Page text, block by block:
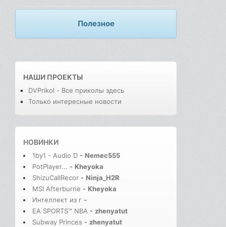
Полезное
НАШИ ПРОЕКТЫ
DVPrikol - Все приколы здесь
Только интересные новости
НОВИНКИ
1by1 - Audio D - Nemec555
PotPlayer... - Kheyoka
ShizuCallRecor - Ninja_H2R
MSI Afterburne - Kheyoka
Интеллект из г -
EA SPORTS™ NBA - zhenyatut
Subway Princes - zhenyatut